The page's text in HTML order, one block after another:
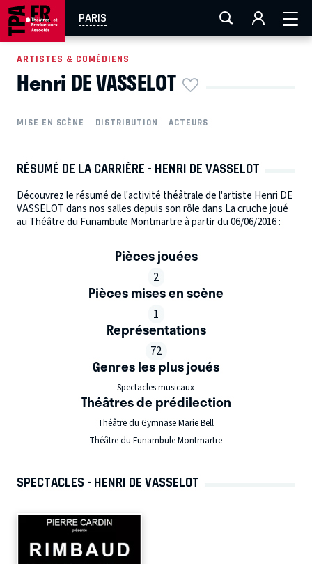
PARIS
AIX-MARSEILLE LA ROCHELLE
EN TOURNÉE
ARTISTES & COMÉDIENS
Henri DE VASSELOT
MISE EN SCÈNE DISTRIBUTION ACTEURS
RÉSUMÉ DE LA CARRIÈRE - HENRI DE VASSELOT
Découvrez le résumé de l'activité théâtrale de l'artiste Henri DE
VASSELOT dans nos salles depuis son rôle dans La cruche joué
au Théâtre du Funambule Montmartre à partir du 06/06/2016 :
Pièces jouées
2
Pièces mises en scène
1
Représentations
72
Genres les plus joués
Spectacles musicaux
Théâtres de prédilection
Théâtre du Gymnase Marie Bell
Théâtre du Funambule Montmartre
SPECTACLES - HENRI DE VASSELOT